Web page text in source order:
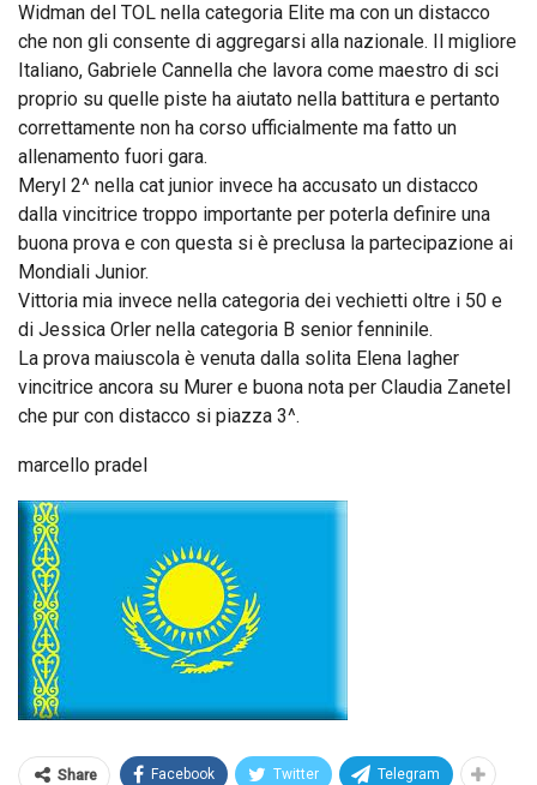
Widman del TOL nella categoria Elite ma con un distacco
che non gli consente di aggregarsi alla nazionale. Il migliore
Italiano, Gabriele Cannella che lavora come maestro di sci
proprio su quelle piste ha aiutato nella battitura e pertanto
correttamente non ha corso ufficialmente ma fatto un
allenamento fuori gara.
Meryl 2^ nella cat junior invece ha accusato un distacco
dalla vincitrice troppo importante per poterla definire una
buona prova e con questa si è preclusa la partecipazione ai
Mondiali Junior.
Vittoria mia invece nella categoria dei vechietti oltre i 50 e
di Jessica Orler nella categoria B senior fenninile.
La prova maiuscola è venuta dalla solita Elena Iagher
vincitrice ancora su Murer e buona nota per Claudia Zanetel
che pur con distacco si piazza 3^.
marcello pradel
Share Facebook Twitter Telegram